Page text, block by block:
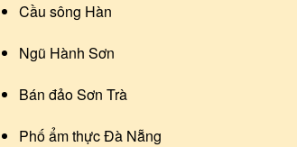
Cầu sông Hàn
Ngũ Hành Sơn
Bán đảo Sơn Trà
Phố ẩm thực Đà Nẵng